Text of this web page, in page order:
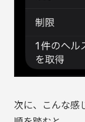
次に、こんな感